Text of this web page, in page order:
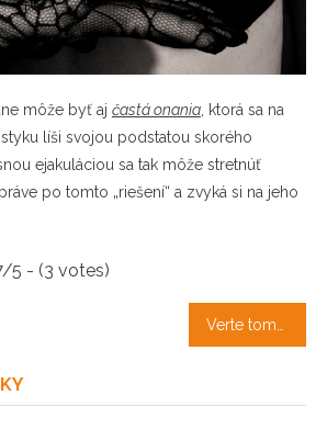
môže byť aj častá onania, ktorá sa na
líši svojou podstatou skorého
ejakuláciou sa tak môže stretnúť
po tomto „riešení“ a zvyká si na jeho
5 - (3 votes)